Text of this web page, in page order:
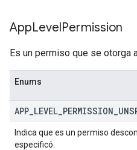
AppLevelPermission
Es un permiso que se otorga
Enums
APP LEVEL PERMISSION
Indica que es un permiso
especificó.